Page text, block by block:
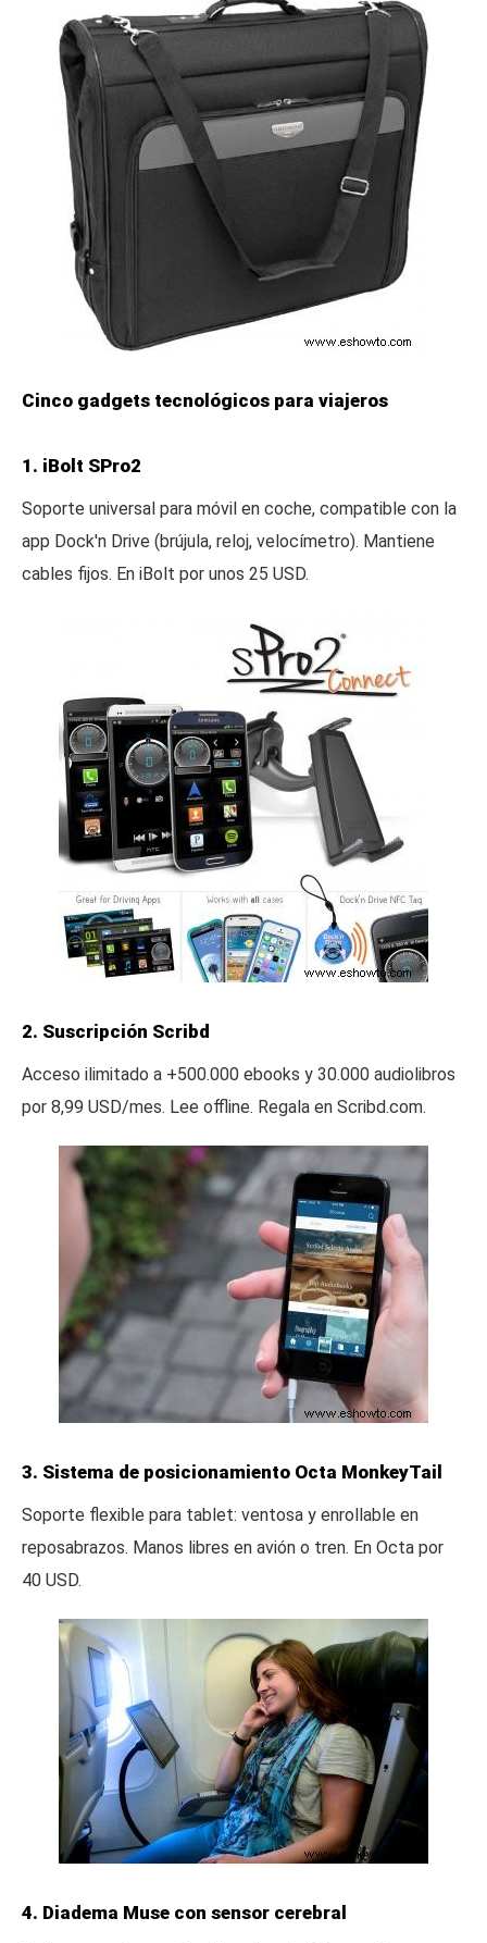
Cinco gadgets tecnológicos para viajeros
1. iBolt SPro2
Soporte universal para móvil en coche, compatible con la
app Dock'n Drive (brújula, reloj, velocímetro). Mantiene
cables fijos. En iBolt por unos 25 USD.
2. Suscripción Scribd
Acceso ilimitado a +500.000 ebooks y 30.000 audiolibros
por 8,99 USD/mes. Lee offline. Regala en Scribd.com.
3. Sistema de posicionamiento Octa MonkeyTail
Soporte flexible para tablet: ventosa y enrollable en
reposabrazos. Manos libres en avión o tren. En Octa por
40 USD.
4. Diadema Muse con sensor cerebral